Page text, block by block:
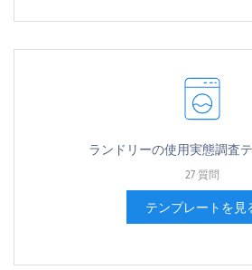
ランドリーの使用実態調査
27 質問
テンプレートを見